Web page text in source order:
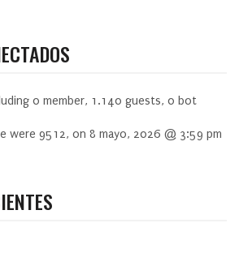
0 member, 1.140 guests, 0 bot
were 9512, on 8 mayo, 2026 @ 3:59 pm